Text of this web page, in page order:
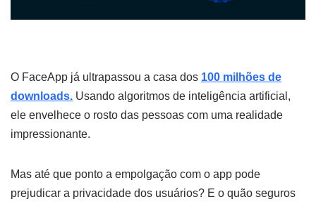
O FaceApp já ultrapassou a casa dos 100 milhões de
downloads. Usando algoritmos de inteligência artificial,
ele envelhece o rosto das pessoas com uma realidade
impressionante.
Mas até que ponto a empolgação com o app pode
prejudicar a privacidade dos usuários? E o quão seguros